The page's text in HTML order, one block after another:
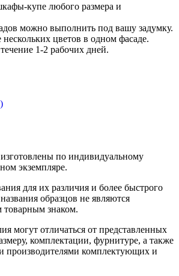
купе любого размера и
можно выполнить под вашу задумку.
цветов в одном фасаде.
1-2 рабочих дней.
по индивидуальному
экземпляре.
для их различия и более быстрого
образцов не являются
товарным знаком.
могут отличаться от представленных
комплектации, фурнитуре, а также
производителями комплектующих и